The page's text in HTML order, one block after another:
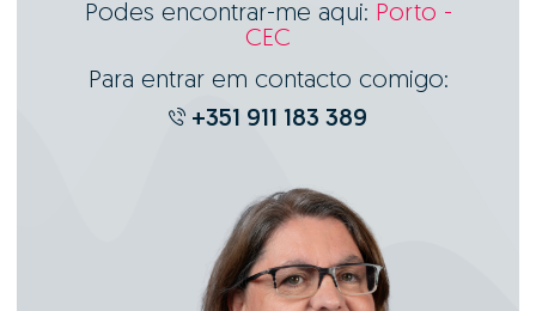
Podes encontrar-me aqui: Porto -
CEC
Para entrar em contacto comigo:
+351 911 183 389